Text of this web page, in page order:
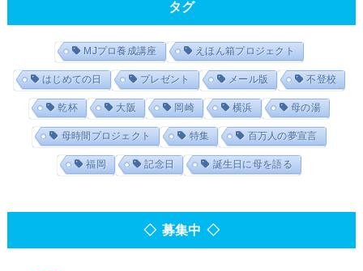
タグ
MJプロ養成講座 えほん箱プロジェクト
はじめての日 プレゼント メール版 不登校
乾杯 大阪 岡崎 横浜 母の湯
母時間プロジェクト 特集 百万人の夢宣言
福岡 記念日 誕生日に母を語る
◇ 募集中 ◇